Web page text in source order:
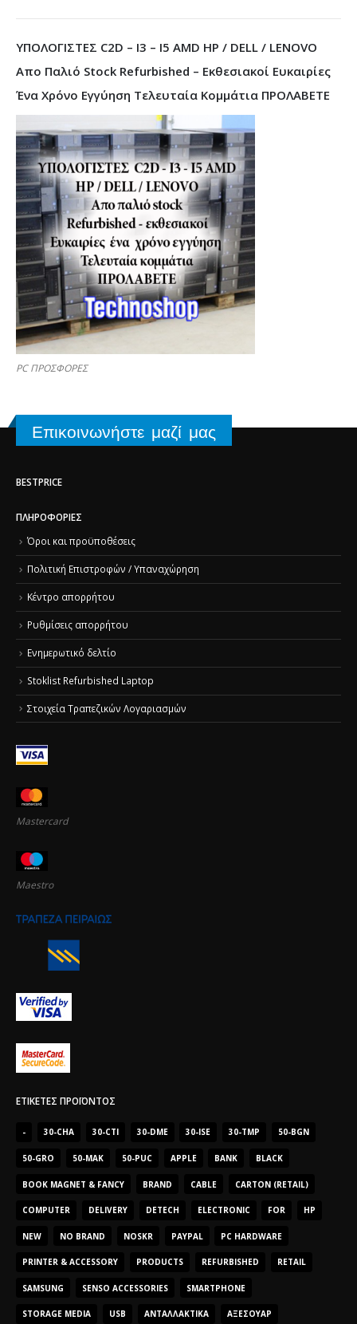
ΥΠΟΛΟΓΙΣΤΕΣ C2D – I3 – I5 AMD HP / DELL / LENOVO
Απο Παλιό Stock Refurbished – Εκθεσιακοί Ευκαιρίες
Ένα Χρόνο Εγγύηση Τελευταία Κομμάτια ΠΡΟΛΑΒΕΤΕ
PC ΠΡΟΣΦΟΡΕΣ
Επικοινωνήστε μαζί μας
BESTPRICE
ΠΛΗΡΟΦΟΡΊΕΣ
Όροι και προϋποθέσεις
Πολιτική Επιστροφών / Υπαναχώρηση
Κέντρο απορρήτου
Ρυθμίσεις απορρήτου
Ενημερωτικό δελτίο
Stoklist Refurbished Laptop
Στοιχεία Τραπεζικών Λογαριασμών
Mastercard
Maestro
ΕΤΙΚΈΤΕΣ ΠΡΟΪΌΝΤΟΣ
- 30-CHA 30-CTI 30-DME 30-ISE 30-TMP 50-BGN
50-GRO 50-MAK 50-PUC APPLE BANK BLACK
BOOK MAGNET & FANCY BRAND CABLE CARTON (RETAIL)
COMPUTER DELIVERY DETECH ELECTRONIC FOR HP
NEW NO BRAND NOSKR PAYPAL PC HARDWARE
PRINTER & ACCESSORY PRODUCTS REFURBISHED RETAIL
SAMSUNG SENSO ACCESSORIES SMARTPHONE
STORAGE MEDIA USB ΑΝΤΑΛΛΑΚΤΙΚΆ ΑΞΕΣΟΥΆΡ